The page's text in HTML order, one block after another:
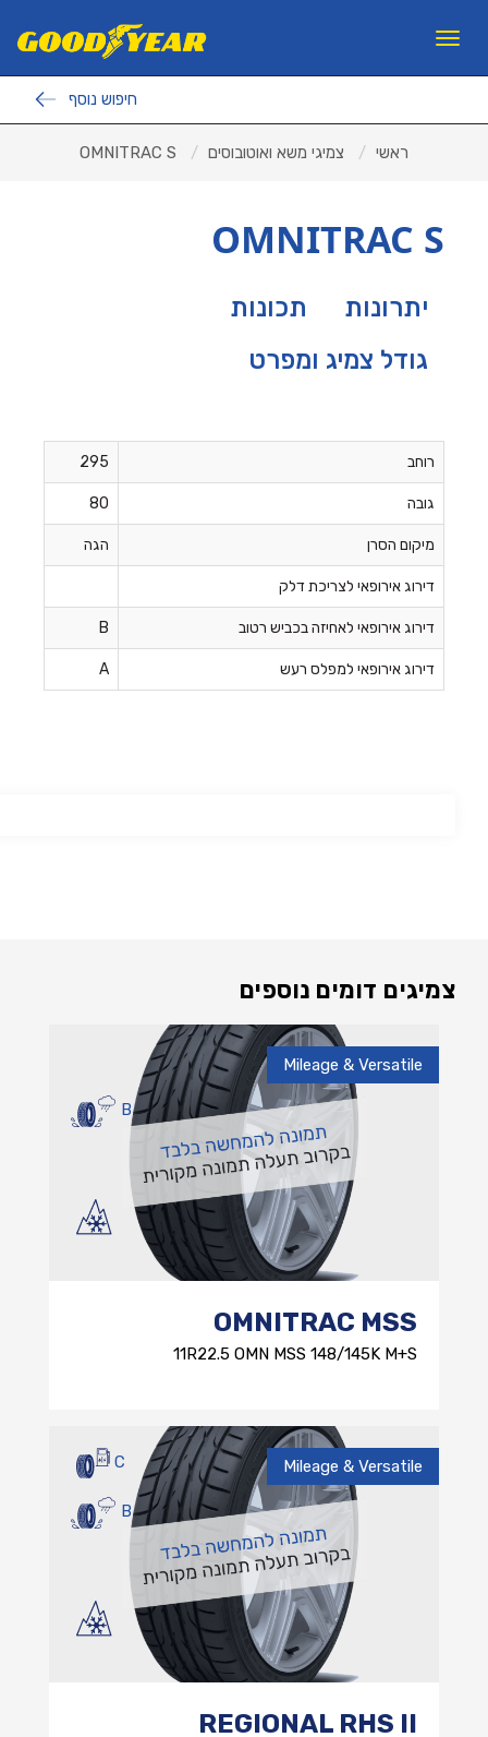
×
פנצ'ריות
צמיגים לעבודות עפר
ראשי
Toggle
חיפוש נוסף
ראשי צמיגי משא ואוטובוסים OMNITRAC S
OMNITRAC S
יתרונות
תכונות
גודל צמיג ומפרט
רוחב 295
גובה 80
מיקום הסרן הגה
דירוג אירופאי לצריכת דלק
דירוג אירופאי לאחיזה בכביש רטוב B
דירוג אירופאי למפלס רעש A
צמיגים דומים נוספים
Mileage & Versatile
B
OMNITRAC MSS
11R22.5 OMN MSS 148/145K M+S
Mileage & Versatile
C
B
REGIONAL RHS II